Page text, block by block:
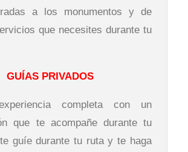
a los monumentos y de
que necesites durante tu
GUÍAS PRIVADOS
completa con un
que te acompañe durante tu
guíe durante tu ruta y te haga